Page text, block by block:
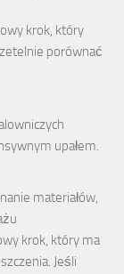
krok, który
porównać
upałem.
materiałów,
krok, który ma
Jeśli